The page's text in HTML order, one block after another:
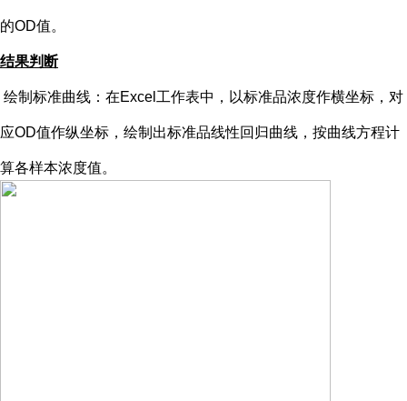
的OD值。
结果判断
绘制标准曲线：在Excel工作表中，以标准品浓度作横坐标，对
应OD值作纵坐标，绘制出标准品线性回归曲线，按曲线方程计
算各样本浓度值。